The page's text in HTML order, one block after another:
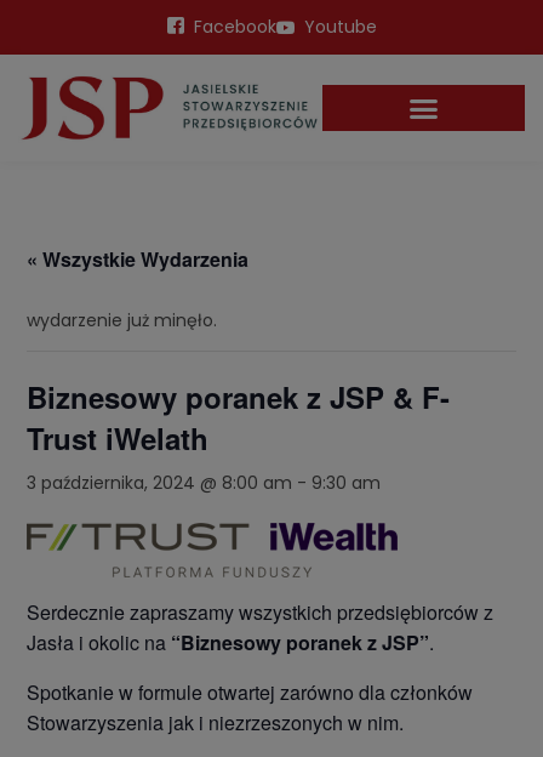
Facebook Youtube
« Wszystkie Wydarzenia
wydarzenie już minęło.
Biznesowy poranek z JSP & F-
Trust iWelath
3 października, 2024 @ 8:00 am - 9:30 am
Serdecznie zapraszamy wszystkich przedsiębiorców z
Jasła i okolic na “Biznesowy poranek z JSP”.
Spotkanie w formule otwartej zarówno dla członków
Stowarzyszenia jak i niezrzeszonych w nim.